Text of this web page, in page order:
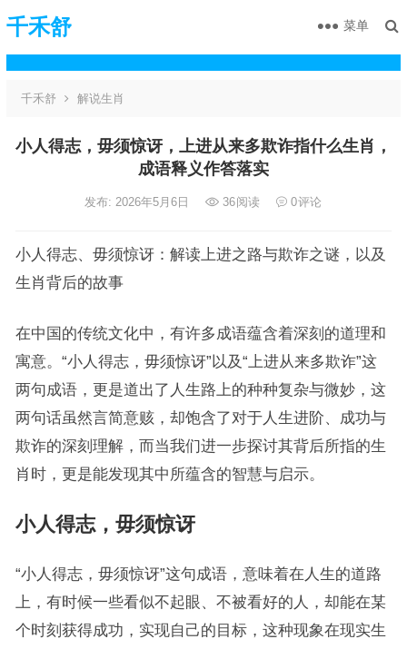
千禾舒 菜单
千禾舒 解说生肖
小人得志，毋须惊讶，上进从来多欺诈指什么生肖，
成语释义作答落实
发布: 2026年5月6日 36阅读 0评论
小人得志、毋须惊讶：解读上进之路与欺诈之谜，以及
生肖背后的故事
在中国的传统文化中，有许多成语蕴含着深刻的道理和
寓意。“小人得志，毋须惊讶”以及“上进从来多欺诈”这
两句成语，更是道出了人生路上的种种复杂与微妙，这
两句话虽然言简意赅，却饱含了对于人生进阶、成功与
欺诈的深刻理解，而当我们进一步探讨其背后所指的生
肖时，更是能发现其中所蕴含的智慧与启示。
小人得志，毋须惊讶
“小人得志，毋须惊讶”这句成语，意味着在人生的道路
上，有时候一些看似不起眼、不被看好的人，却能在某
个时刻获得成功，实现自己的目标，这种现象在现实生